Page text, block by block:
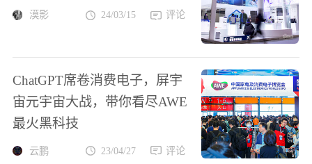
漠影 24/03/15 评论
ChatGPT席卷消费电子，屏宇
宙元宇宙大战，带你看尽AWE
最火黑科技
云鹏 23/04/27 评论